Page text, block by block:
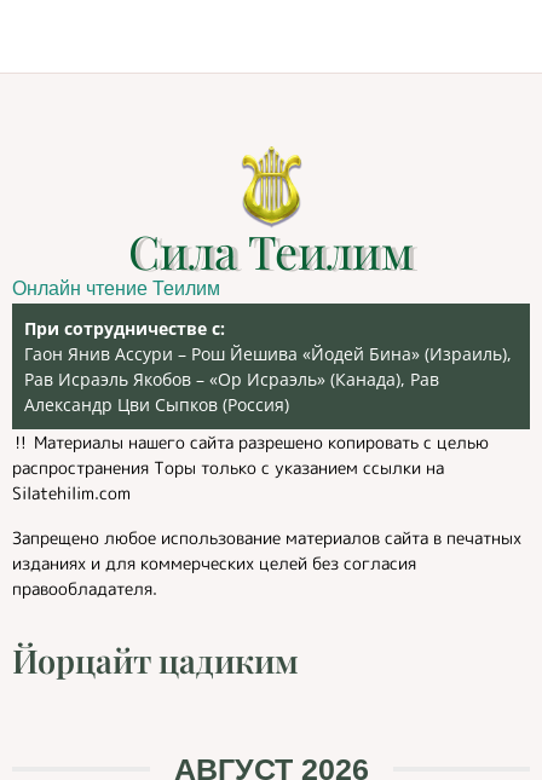
Сила Теилим
Онлайн чтение Теилим
При сотрудничестве с:
Гаон Янив Ассури – Рош Йешива «Йодей Бина» (Израиль),
Рав Исраэль Якобов – «Ор Исраэль» (Канада), Рав
Александр Цви Сыпков (Россия)
‼️ Материалы нашего сайта разрешено копировать с целью
распространения Торы только с указанием ссылки на
Silatehilim.com
Запрещено любое использование материалов сайта в печатных
изданиях и для коммерческих целей без согласия
правообладателя.
Йорцайт цадиким
АВГУСТ 2026